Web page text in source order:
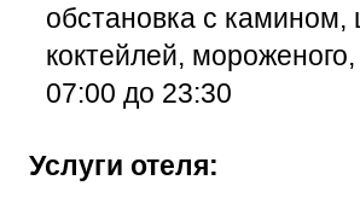
обстановка с
коктейлей,
07:00 до 23:30
Услуги отеля: